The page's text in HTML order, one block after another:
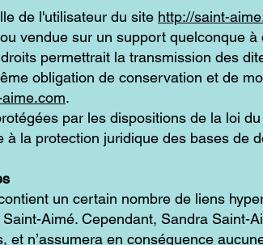
de l'utilisateur du site http://saint-
vendue sur un support quelconque
permettrait la transmission des
obligation de conservation et de
.
par les dispositions de la loi
à la protection juridique des bases de
un certain nombre de liens
Aimé. Cependant, Sandra Saint-
et n’assumera en conséquence